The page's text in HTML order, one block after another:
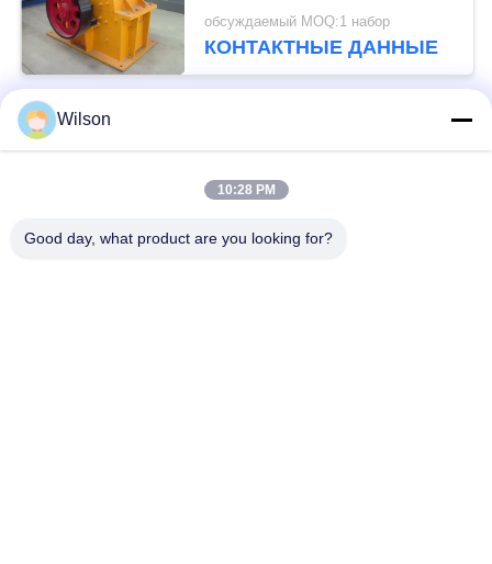
дробилки молотка почвы
глины
обсуждаемый MOQ:1 набор
КОНТАКТНЫЕ ДАННЫЕ
Популярные категории
Wilson
10:28 PM
Good day, what product are you looking for?